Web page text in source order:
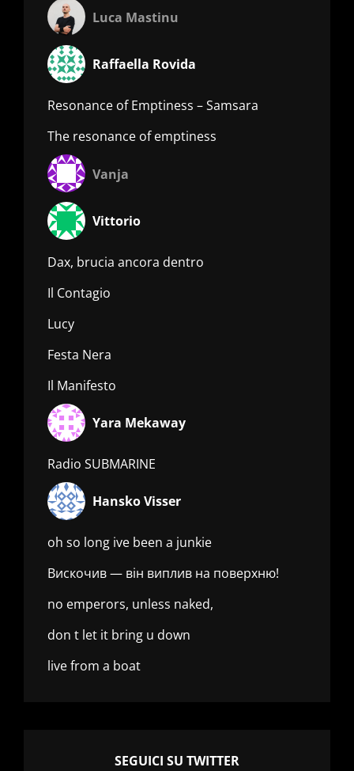
Luca Mastinu
Raffaella Rovida
Resonance of Emptiness – Samsara
The resonance of emptiness
Vanja
Vittorio
Dax, brucia ancora dentro
Il Contagio
Lucy
Festa Nera
Il Manifesto
Yara Mekaway
Radio SUBMARINE
Hansko Visser
oh so long ive been a junkie
Вискочив — він виплив на поверхню!
no emperors, unless naked,
don t let it bring u down
live from a boat
SEGUICI SU TWITTER